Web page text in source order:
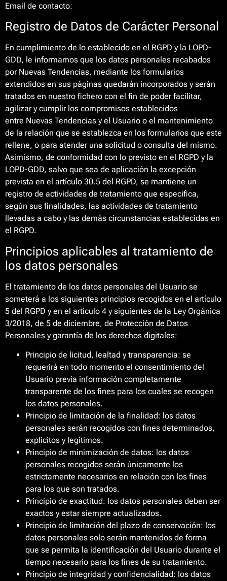
Email de contacto:
Registro de Datos de Carácter Personal
En cumplimiento de lo establecido en el RGPD y la LOPD-
GDD, le informamos que los datos personales recabados
por Nuevas Tendencias, mediante los formularios
extendidos en sus páginas quedarán incorporados y serán
tratados en nuestro fichero con el fin de poder facilitar,
agilizar y cumplir los compromisos establecidos
entre Nuevas Tendencias y el Usuario o el mantenimiento
de la relación que se establezca en los formularios que este
rellene, o para atender una solicitud o consulta del mismo.
Asimismo, de conformidad con lo previsto en el RGPD y la
LOPD-GDD, salvo que sea de aplicación la excepción
prevista en el artículo 30.5 del RGPD, se mantiene un
registro de actividades de tratamiento que especifica,
según sus finalidades, las actividades de tratamiento
llevadas a cabo y las demás circunstancias establecidas en
el RGPD.
Principios aplicables al tratamiento de
los datos personales
El tratamiento de los datos personales del Usuario se
someterá a los siguientes principios recogidos en el artículo
5 del RGPD y en el artículo 4 y siguientes de la Ley Orgánica
3/2018, de 5 de diciembre, de Protección de Datos
Personales y garantía de los derechos digitales:
Principio de licitud, lealtad y transparencia: se
requerirá en todo momento el consentimiento del
Usuario previa información completamente
transparente de los fines para los cuales se recogen
los datos personales.
Principio de limitación de la finalidad: los datos
personales serán recogidos con fines determinados,
explícitos y legítimos.
Principio de minimización de datos: los datos
personales recogidos serán únicamente los
estrictamente necesarios en relación con los fines
para los que son tratados.
Principio de exactitud: los datos personales deben ser
exactos y estar siempre actualizados.
Principio de limitación del plazo de conservación: los
datos personales solo serán mantenidos de forma
que se permita la identificación del Usuario durante el
tiempo necesario para los fines de su tratamiento.
Principio de integridad y confidencialidad: los datos